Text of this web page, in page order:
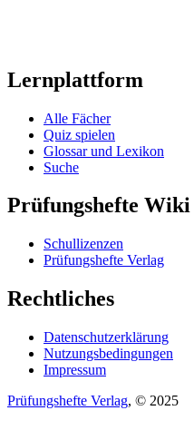
Lernplattform
Alle Fächer
Quiz spielen
Glossar und Lexikon
Suche
Prüfungshefte Wiki
Schullizenzen
Prüfungshefte Verlag
Rechtliches
Datenschutzerklärung
Nutzungsbedingungen
Impressum
Prüfungshefte Verlag, © 2025